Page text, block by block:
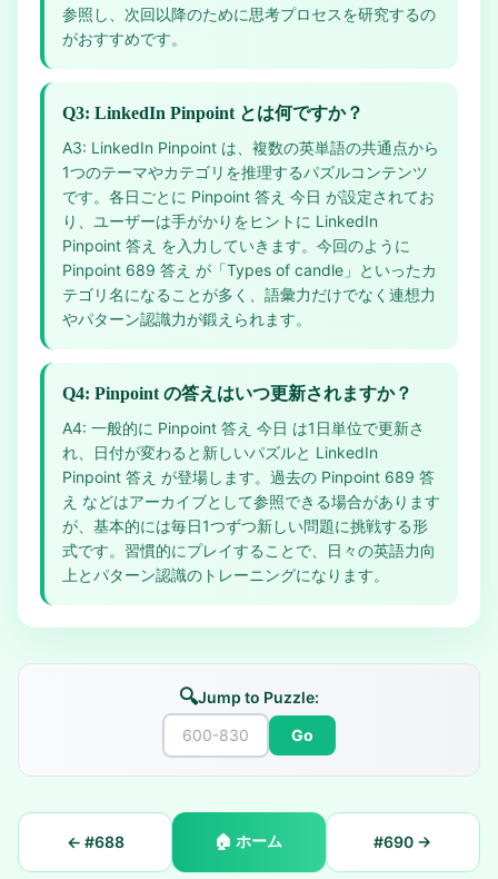
参照し、次回以降のために思考プロセスを研究するの
がおすすめです。
Q3: LinkedIn Pinpoint とは何ですか？
A3: LinkedIn Pinpoint は、複数の英単語の共通点から
1つのテーマやカテゴリを推理するパズルコンテンツ
です。各日ごとに Pinpoint 答え 今日 が設定されてお
り、ユーザーは手がかりをヒントに LinkedIn
Pinpoint 答え を入力していきます。今回のように
Pinpoint 689 答え が「Types of candle」といったカ
テゴリ名になることが多く、語彙力だけでなく連想力
やパターン認識力が鍛えられます。
Q4: Pinpoint の答えはいつ更新されますか？
A4: 一般的に Pinpoint 答え 今日 は1日単位で更新さ
れ、日付が変わると新しいパズルと LinkedIn
Pinpoint 答え が登場します。過去の Pinpoint 689 答
え などはアーカイブとして参照できる場合があります
が、基本的には毎日1つずつ新しい問題に挑戦する形
式です。習慣的にプレイすることで、日々の英語力向
上とパターン認識のトレーニングになります。
🔍Jump to Puzzle:
Go
← #688 🏠ホーム #690 →